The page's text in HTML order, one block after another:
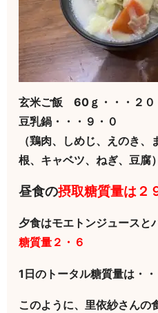
玄米ご飯 60ｇ・・・２０
豆乳鍋・・・９・０
（鶏肉、しめじ、えのき
根、キャベツ、ねぎ、豆腐）
昼食の摂取糖質量は２
夕食はモエトンジュース
糖質量２・６
1日のトータル糖質量は・・
このように、里依紗さんの